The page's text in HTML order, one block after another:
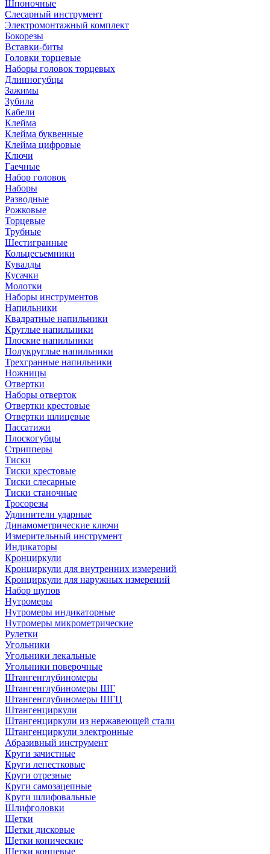
Шпоночные
Слесарный инструмент
Электромонтажный комплект
Бокорезы
Вставки-биты
Головки торцевые
Наборы головок торцевых
Длинногубцы
Зажимы
Зубила
Кабели
Клейма
Клейма буквенные
Клейма цифровые
Ключи
Гаечные
Набор головок
Наборы
Разводные
Рожковые
Торцевые
Трубные
Шестигранные
Кольцесъемники
Кувалды
Кусачки
Молотки
Наборы инструментов
Напильники
Квадратные напильники
Круглые напильники
Плоские напильники
Полукруглые напильники
Трехгранные напильники
Ножницы
Отвертки
Наборы отверток
Отвертки крестовые
Отвертки шлицевые
Пассатижи
Плоскогубцы
Стрипперы
Тиски
Тиски крестовые
Тиски слесарные
Тиски станочные
Тросорезы
Удлинители ударные
Динамометрические ключи
Измерительный инструмент
Индикаторы
Кронциркули
Кронциркули для внутренних измерений
Кронциркули для наружных измерений
Набор щупов
Нутромеры
Нутромеры индикаторные
Нутромеры микрометрические
Рулетки
Угольники
Угольники лекальные
Угольники поверочные
Штангенглубиномеры
Штангенглубиномеры ШГ
Штангенглубиномеры ШГЦ
Штангенциркули
Штангенциркули из нержавеющей стали
Штангенциркули электронные
Абразивный инструмент
Круги зачистные
Круги лепестковые
Круги отрезные
Круги самозацепные
Круги шлифовальные
Шлифголовки
Щетки
Щетки дисковые
Щетки конические
Щетки концевые